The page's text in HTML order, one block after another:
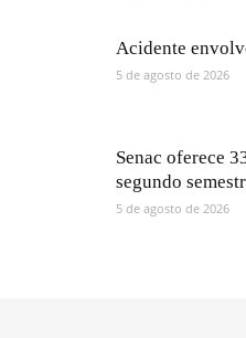
Acidente
5 de agosto de 2026
Senac oferece
segundo
5 de agosto de 2026